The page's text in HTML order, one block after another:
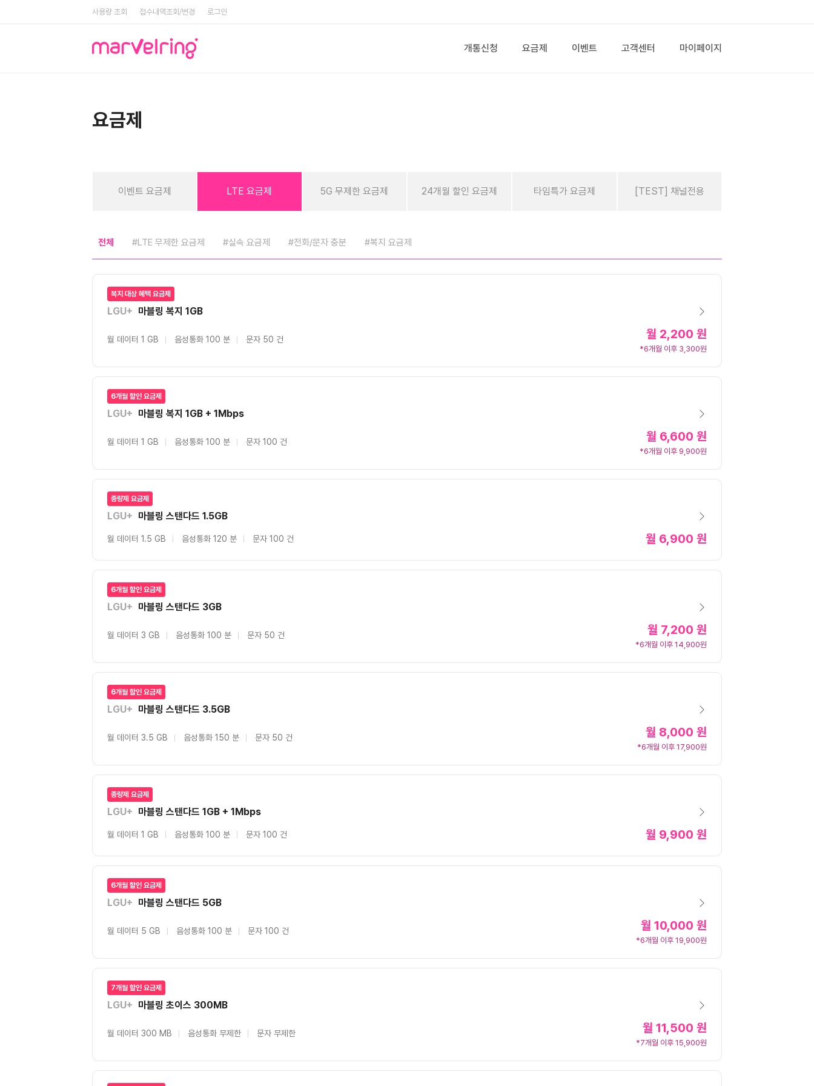
사용량 조회 접수내역조회/변경 로그인
개통신청 요금제 이벤트 고객센터 마이페이지
요금제
이벤트 요금제 LTE 요금제 5G 무제한 요금제 24개월 할인 요금제 타임특가 요금제 [TEST] 채널전용
전체 #LTE 무제한 요금제 #실속 요금제 #전화/문자 충분 #복지 요금제
복지 대상 혜택 요금제
LGU+ 마블링 복지 1GB
월 데이터 1 GB 음성통화 100 분 문자 50 건 월 2,200 원
*6개월 이후 3,300원
6개월 할인 요금제
LGU+ 마블링 복지 1GB + 1Mbps
월 데이터 1 GB 음성통화 100 분 문자 100 건 월 6,600 원
*6개월 이후 9,900원
종량제 요금제
LGU+ 마블링 스탠다드 1.5GB
월 데이터 1.5 GB 음성통화 120 분 문자 100 건 월 6,900 원
6개월 할인 요금제
LGU+ 마블링 스탠다드 3GB
월 데이터 3 GB 음성통화 100 분 문자 50 건 월 7,200 원
*6개월 이후 14,900원
6개월 할인 요금제
LGU+ 마블링 스탠다드 3.5GB
월 데이터 3.5 GB 음성통화 150 분 문자 50 건 월 8,000 원
*6개월 이후 17,900원
종량제 요금제
LGU+ 마블링 스탠다드 1GB + 1Mbps
월 데이터 1 GB 음성통화 100 분 문자 100 건 월 9,900 원
6개월 할인 요금제
LGU+ 마블링 스탠다드 5GB
월 데이터 5 GB 음성통화 100 분 문자 100 건 월 10,000 원
*6개월 이후 19,900원
7개월 할인 요금제
LGU+ 마블링 초이스 300MB
월 데이터 300 MB 음성통화 무제한 문자 무제한 월 11,500 원
*7개월 이후 15,900원